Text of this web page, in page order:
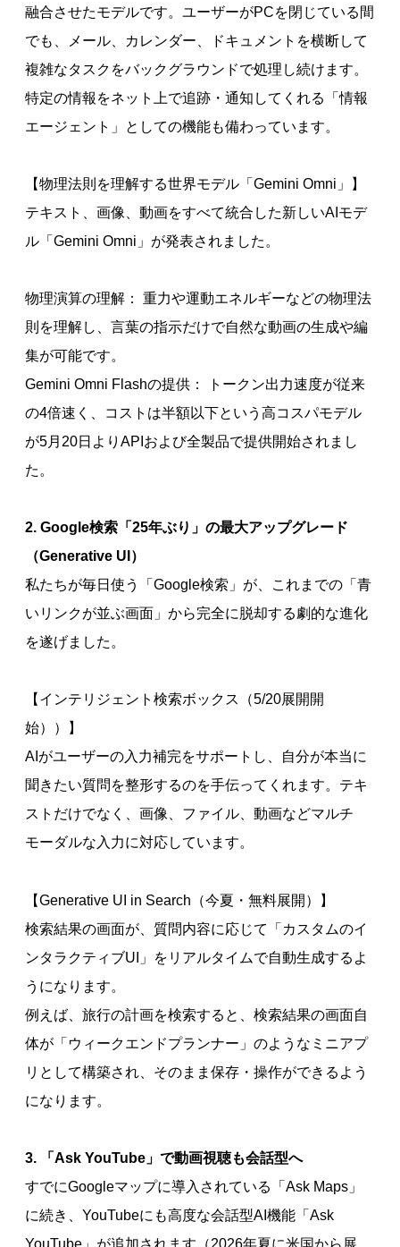
融合させたモデルです。ユーザーがPCを閉じている間
でも、メール、カレンダー、ドキュメントを横断して
複雑なタスクをバックグラウンドで処理し続けます。
特定の情報をネット上で追跡・通知してくれる「情報
エージェント」としての機能も備わっています。
【物理法則を理解する世界モデル「Gemini Omni」】
テキスト、画像、動画をすべて統合した新しいAIモデ
ル「Gemini Omni」が発表されました。
物理演算の理解： 重力や運動エネルギーなどの物理法
則を理解し、言葉の指示だけで自然な動画の生成や編
集が可能です。
Gemini Omni Flashの提供： トークン出力速度が従来
の4倍速く、コストは半額以下という高コスパモデル
が5月20日よりAPIおよび全製品で提供開始されまし
た。
2. Google検索「25年ぶり」の最大アップグレード
（Generative UI）
私たちが毎日使う「Google検索」が、これまでの「青
いリンクが並ぶ画面」から完全に脱却する劇的な進化
を遂げました。
【インテリジェント検索ボックス（5/20展開開
始））】
AIがユーザーの入力補完をサポートし、自分が本当に
聞きたい質問を整形するのを手伝ってくれます。テキ
ストだけでなく、画像、ファイル、動画などマルチ
モーダルな入力に対応しています。
【Generative UI in Search（今夏・無料展開）】
検索結果の画面が、質問内容に応じて「カスタムのイ
ンタラクティブUI」をリアルタイムで自動生成するよ
うになります。
例えば、旅行の計画を検索すると、検索結果の画面自
体が「ウィークエンドプランナー」のようなミニアプ
リとして構築され、そのまま保存・操作ができるよう
になります。
3. 「Ask YouTube」で動画視聴も会話型へ
すでにGoogleマップに導入されている「Ask Maps」
に続き、YouTubeにも高度な会話型AI機能「Ask
YouTube」が追加されます（2026年夏に米国から展